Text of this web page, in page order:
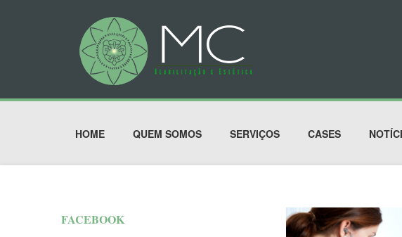
HOME QUEM SOMOS SERVIÇOS CASES
FACEBOOK